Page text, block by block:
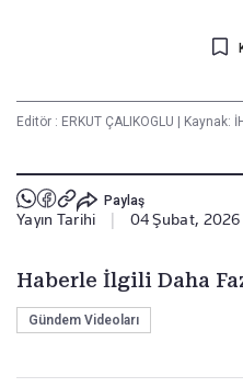
Editör : ERKUT ÇALIKOGLU Kaynak:
Paylaş
Yayın Tarihi 04 Şubat, 2026
Haberle İlgili Daha
Gündem Videoları